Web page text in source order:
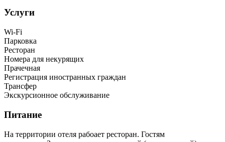
Услуги
Wi-Fi
Парковка
Ресторан
Номера для некурящих
Прачечная
Регистрация иностранных граждан
Трансфер
Экскурсионное обслуживание
Питание
На территории отеля рабоает ресторан. Гостям